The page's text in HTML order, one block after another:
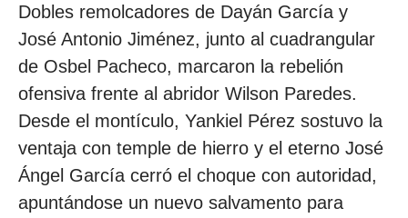
Dobles remolcadores de Dayán García y
José Antonio Jiménez, junto al cuadrangular
de Osbel Pacheco, marcaron la rebelión
ofensiva frente al abridor Wilson Paredes.
Desde el montículo, Yankiel Pérez sostuvo la
ventaja con temple de hierro y el eterno José
Ángel García cerró el choque con autoridad,
apuntándose un nuevo salvamento para